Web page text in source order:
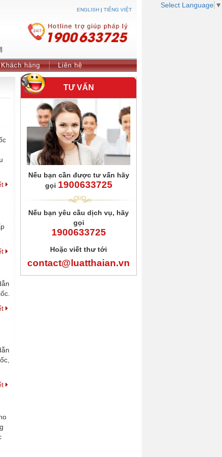
Select Language ▼
ENGLISH| TIẾNG VIỆT
Khách hàng Liên hệ
TƯ VẤN
Nếu bạn cần được tư vấn hãy
gọi 1900633725
Nếu bạn yêu cầu dịch vụ, hãy
gọi
1900633725
Hoặc viết thư tới
contact@luatthaian.vn